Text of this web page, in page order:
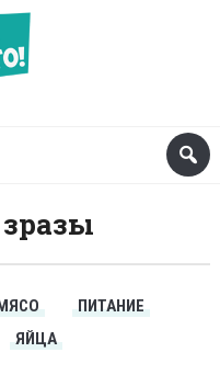
МЯСО
ПИТАНИЕ
ЯЙЦА